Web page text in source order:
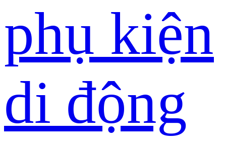
phụ kiện
di động